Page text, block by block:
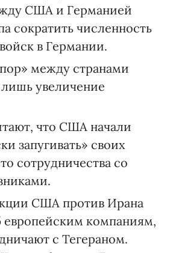
США и Германией
сократить численность
в Германии.
между странами
увеличение
что США начали
запугивать» своих
сотрудничества со
США против Ирана
европейским компаниям,
с Тегераном.